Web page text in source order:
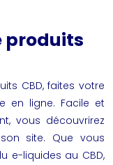
produits
CBD, faites votre
en ligne. Facile et
vous découvrirez
site. Que vous
e-liquides au CBD,